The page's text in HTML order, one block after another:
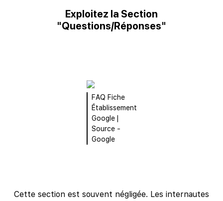
Exploitez la Section
"Questions/Réponses"
FAQ Fiche
Établissement
Google |
Source -
Google
Cette section est souvent négligée. Les internautes